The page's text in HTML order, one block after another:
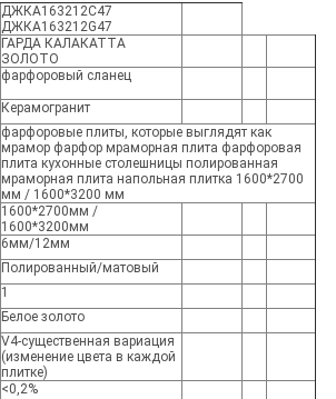
ДЖКА163212С47
ДЖКА163212G47
ГАРДА КАЛАКАТТА
ЗОЛОТО
фарфоровый сланец
Керамогранит
фарфоровые плиты, которые выглядят как
мрамор фарфор мраморная плита фарфоровая
плита кухонные столешницы полированная
мраморная плита напольная плитка 1600*2700
мм / 1600*3200 мм
1600*2700мм /
1600*3200мм
6мм/12мм
Полированный/матовый
1
Белое золото
V4-существенная вариация
(изменение цвета в каждой
плитке)
<0,2%